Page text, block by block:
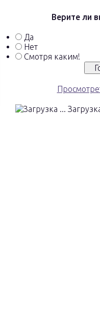
Верите ли
Да
Нет
Смотря каким!